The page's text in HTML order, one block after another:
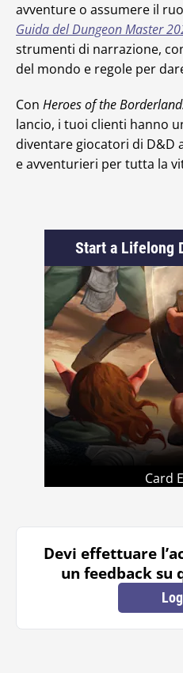
avventure o assumere il
Guida del Dungeon Master
strumenti di narrazione,
del mondo e regole per
Con Heroes of the
lancio, i tuoi clienti hanno
diventare giocatori di
e avventurieri per tutta la
Start a Lifelong
Card
Devi effettuare
un feedback su